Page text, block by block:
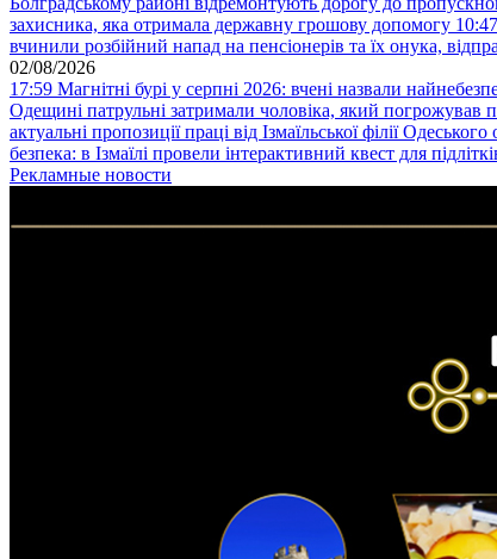
захисника, яка отримала державну грошову допомогу 10:47
вчинили розбійний напад на пенсіонерів та їх онука,
02/08/2026
17:59 Магнітні бурі у серпні 2026: вчені назвали
Одещині патрульні затримали чоловіка, який
актуальні пропозиції праці від Ізмаїльської філії
безпека: в Ізмаїлі провели інтерактивний квест для
Рекламные новости